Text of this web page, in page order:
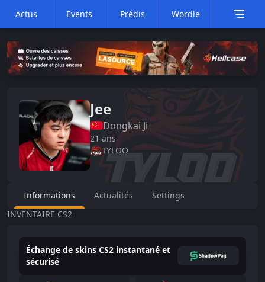
Actus Events Prédis Wordle
Jee
Dongkai Ji
21 ans
TYLOO
Informations Actualités
Settings
INVENTAIRE CS2
Échange de skins CS2 instantané et
sécurisé